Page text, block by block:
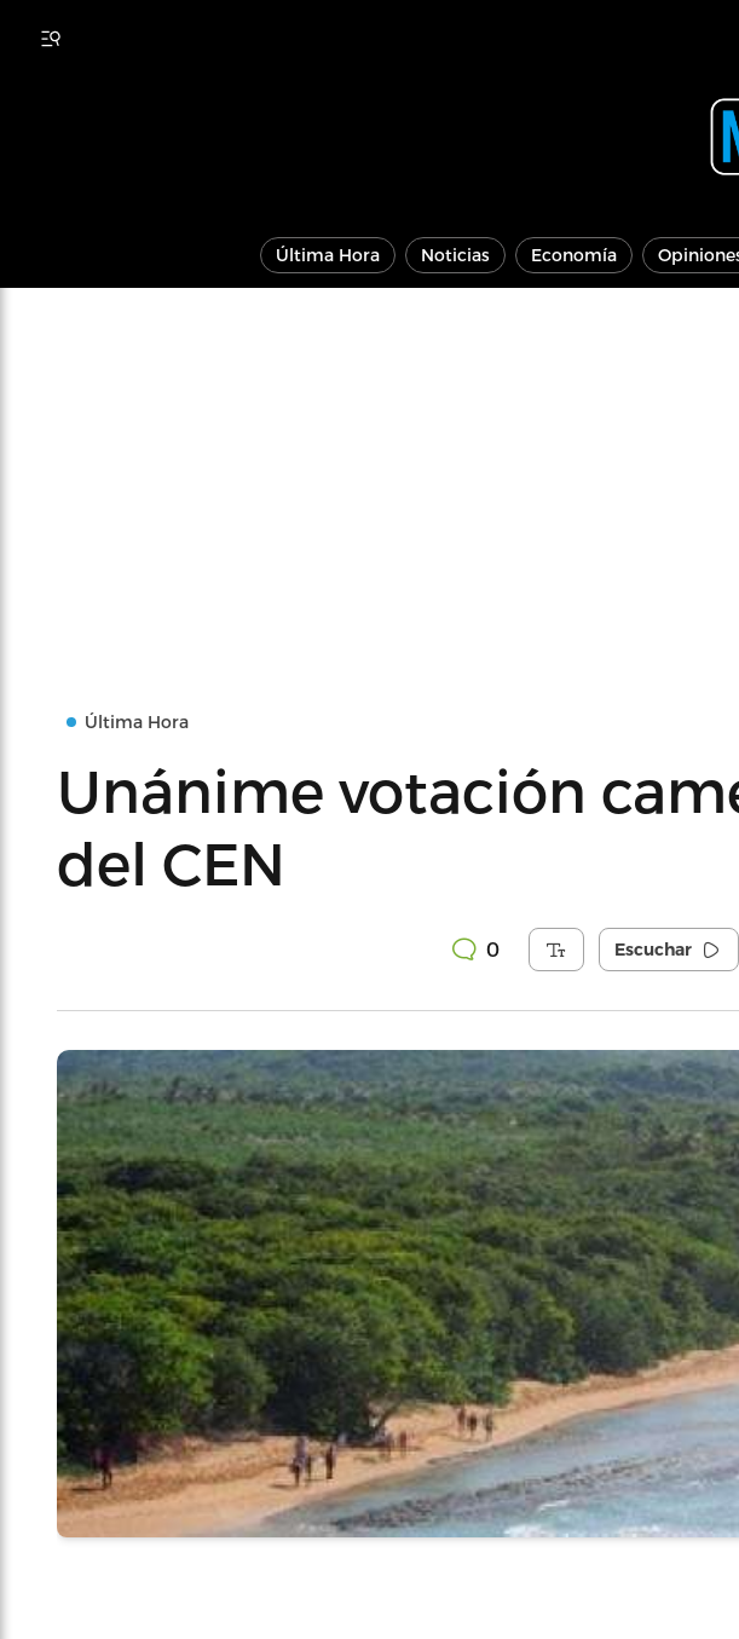
Última Hora Noticias Economía
Última Hora
Unánime votación
del CEN
0 Escuchar